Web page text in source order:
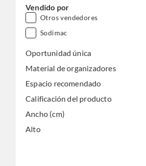
Vendido por
Otros vendedores
Sodimac
Oportunidad única
Material de organizadores
Espacio recomendado
Calificación del producto
Ancho (cm)
Alto